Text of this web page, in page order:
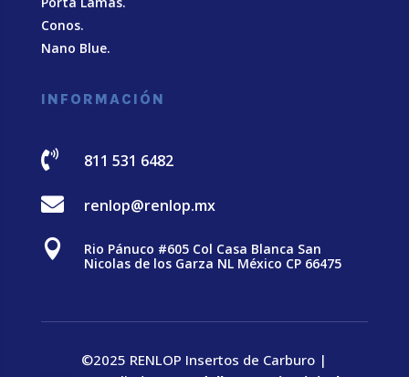
Conos.
Nano Blue.
INFORMACIÓN
 811 531 6482
 renlop@renlop.mx

Rio Pánuco #605 Col Casa Blanca San
Nicolas de los Garza NL México CP 66475
©2025 RENLOP Insertos de Carburo |